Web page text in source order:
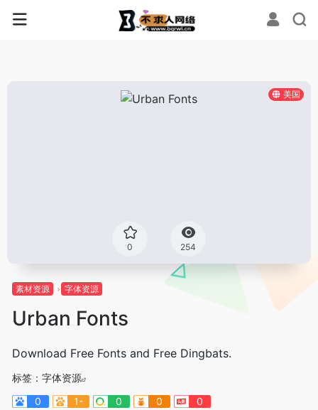
美国
0 254
素材资源 字体资源
Urban Fonts
Download Free Fonts and Free Dingbats.
标签： 字体资源
0
1- 0 0 0